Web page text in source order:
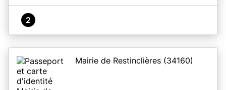
2
Mairie de Restinclières (34160)